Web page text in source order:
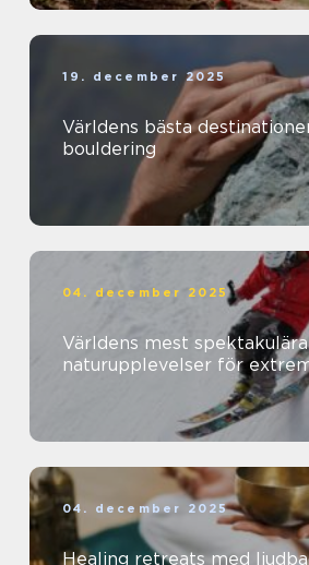
19. december 2025
Världens bästa
bouldering
04. december 2025
Världens mest spektakulära
naturupplevelser för
04. december 2025
Healing retreats med